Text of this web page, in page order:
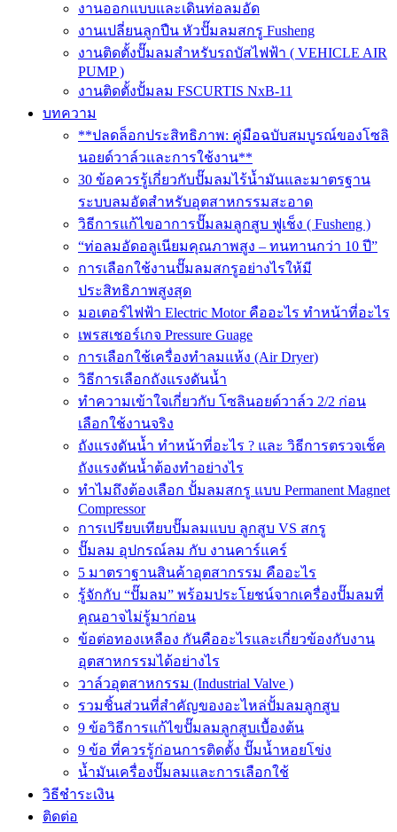
งานออกแบบและเดินท่อลมอัด
งานเปลี่ยนลูกปืน หัวปั๊มลมสกรู Fusheng
งานติดตั้งปั๊มลมสำหรับรถบัสไฟฟ้า ( VEHICLE AIR
PUMP )
งานติดตั้งปั้มลม FSCURTIS NxB-11
บทความ
**ปลดล็อกประสิทธิภาพ: คู่มือฉบับสมบูรณ์ของโซลิ
นอยด์วาล์วและการใช้งาน**
30 ข้อควรรู้เกี่ยวกับปั๊มลมไร้น้ำมันและมาตรฐาน
ระบบลมอัดสำหรับอุตสาหกรรมสะอาด
วิธีการแก้ไขอาการปั๊มลมลูกสูบ ฟูเช็ง ( Fusheng )
“ท่อลมอัดอลูเนียมคุณภาพสูง – ทนทานกว่า 10 ปี”
การเลือกใช้งานปั๊มลมสกรูอย่างไรให้มี
ประสิทธิภาพสูงสุด
มอเตอร์ไฟฟ้า Electric Motor คืออะไร ทำหน้าที่อะไร
เพรสเชอร์เกจ Pressure Guage
การเลือกใช้เครื่องทำลมแห้ง (Air Dryer)
วิธีการเลือกถังแรงดันน้ำ
ทำความเข้าใจเกี่ยวกับ โซลินอยด์วาล์ว 2/2 ก่อน
เลือกใช้งานจริง
ถังแรงดันน้ำ ทำหน้าที่อะไร ? และ วิธีการตรวจเช็ค
ถังแรงดันน้ำต้องทำอย่างไร
ทำไมถึงต้องเลือก ปั้มลมสกรู แบบ Permanent Magnet
Compressor
การเปรียบเทียบปั๊มลมแบบ ลูกสูบ VS สกรู
ปั๊มลม อุปกรณ์ลม กับ งานคาร์แคร์
5 มาตราฐานสินค้าอุตสากรรม คืออะไร
รู้จักกับ “ปั๊มลม” พร้อมประโยชน์จากเครื่องปั๊มลมที่
คุณอาจไม่รู้มาก่อน
ข้อต่อทองเหลือง กันคืออะไรและเกี่ยวข้องกับงาน
อุตสาหกรรมได้อย่างไร
วาล์วอุตสาหกรรม (Industrial Valve )
รวมชิ้นส่วนที่สำคัญของอะไหล่ปั้มลมลูกสูบ
9 ข้อวิธีการแก้ไขปั๊มลมลูกสูบเบื้องต้น
9 ข้อ ที่ควรรู้ก่อนการติดตั้ง ปั๊มน้ำหอยโข่ง
น้ำมันเครื่องปั๊มลมและการเลือกใช้
วิธีชำระเงิน
ติดต่อ